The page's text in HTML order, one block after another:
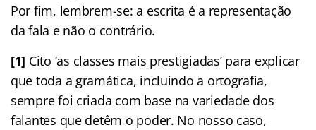
Por fim, lembrem-se: a escrita é a representação
da fala e não o contrário.
[1] Cito ‘as classes mais prestigiadas’ para explicar
que toda a gramática, incluindo a ortografia,
sempre foi criada com base na variedade dos
falantes que detêm o poder. No nosso caso,